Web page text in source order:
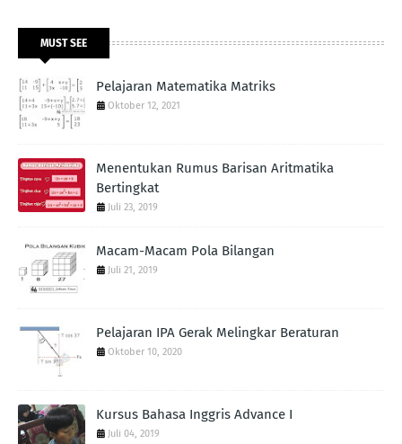
MUST SEE
Pelajaran Matematika Matriks
Oktober 12, 2021
Menentukan Rumus Barisan Aritmatika
Bertingkat
Juli 23, 2019
Macam-Macam Pola Bilangan
Juli 21, 2019
Pelajaran IPA Gerak Melingkar Beraturan
Oktober 10, 2020
Kursus Bahasa Inggris Advance I
Juli 04, 2019